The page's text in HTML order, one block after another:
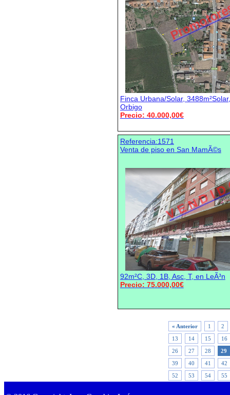
Finca Urbana/Solar,
Orbigo
Precio: 40.000,00€
Referencia:1571
Venta de piso en San MamÃ©s
V E N D I
92m²C, 3D, 1B, Asc, T, en LeÃ³n
Precio: 75.000,00€
« Anterior 1
2
13
14 15
16
26
27 28
29
39
40 41
42
52
53 54 55